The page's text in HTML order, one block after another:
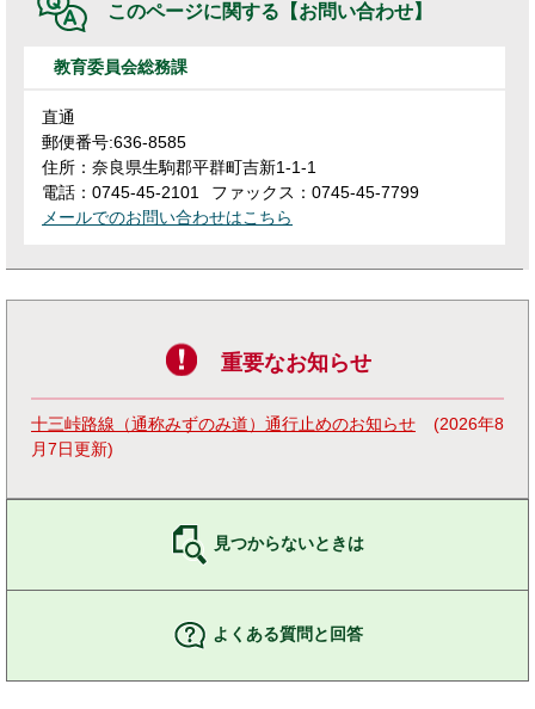
このページに関する 【お問い合わせ】
教育委員会総務課
直通
郵便番号:636-8585
住所：奈良県生駒郡平群町吉新1-1-1
電話：0745-45-2101
ファックス：0745-45-7799
メールでのお問い合わせはこちら
重要なお知らせ
十三峠路線（通称みずのみ道）通行止めのお知らせ
2026年8
月7日更新
見つからないときは
よくある質問と回答